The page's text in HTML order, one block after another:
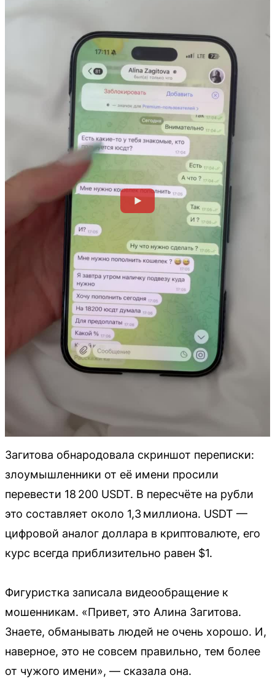
Загитова обнародовала скриншот переписки:
злоумышленники от её имени просили
перевести 18 200 USDT. В пересчёте на рубли
это составляет около 1,3 миллиона. USDT —
цифровой аналог доллара в криптовалюте, его
курс всегда приблизительно равен $1.
Фигуристка записала видеообращение к
мошенникам. «Привет, это Алина Загитова.
Знаете, обманывать людей не очень хорошо. И,
наверное, это не совсем правильно, тем более
от чужого имени», — сказала она.